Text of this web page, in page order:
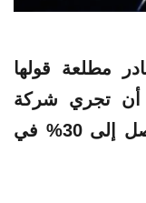
مطلعة قولها
أن تجري شركة
” تخفيضات في الميزانية تصل إلى 30% في